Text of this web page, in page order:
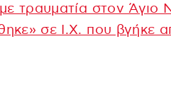
με τραυματία στον Άγιο
σε Ι.Χ. που βγήκε